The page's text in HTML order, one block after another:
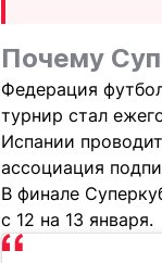
Почему
Федерация
турнир стал
Испании
ассоциация
В финале
с 12 на 13 января.